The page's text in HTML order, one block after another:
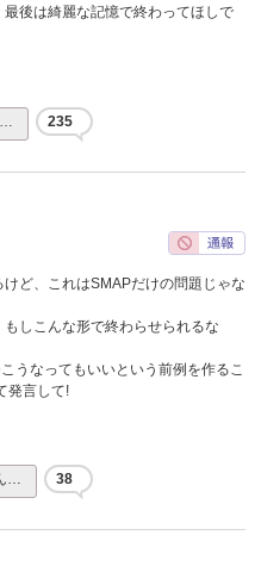
後は綺麗な記憶で終わってほしで
235
ど、これはSMAPだけの問題じゃな
しこんな形で終わらせられるな
うなってもいいという前例を作るこ
発言して!
… 38